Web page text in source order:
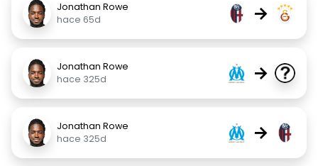
Jonathan Rowe
hace 65d
→
Jonathan Rowe
hace 325d
→
Jonathan Rowe
hace 325d
→